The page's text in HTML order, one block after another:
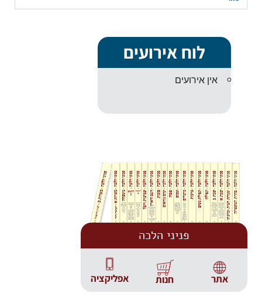
לוח אירועים
אין אירועים
פניני הלכה
אתר חנות אפליקציה